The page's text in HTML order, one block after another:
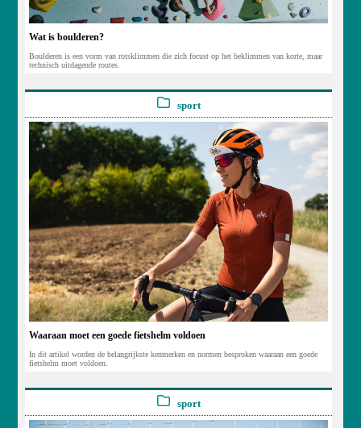
Wat is boulderen?
Boulderen is een vorm van rotsklimmen die zich focust op het beklimmen van korte, maar
technisch uitdagende routes.
sport
Waaraan moet een goede fietshelm voldoen
In dit artikel worden de belangrijkste kenmerken en normen besproken waaraan een goede
fietshelm moet voldoen.
sport